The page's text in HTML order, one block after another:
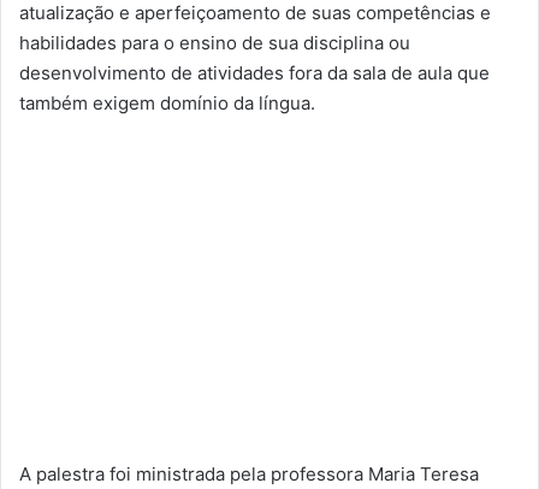
atualização e aperfeiçoamento de suas competências e
habilidades para o ensino de sua disciplina ou
desenvolvimento de atividades fora da sala de aula que
também exigem domínio da língua.
A palestra foi ministrada pela professora Maria Teresa